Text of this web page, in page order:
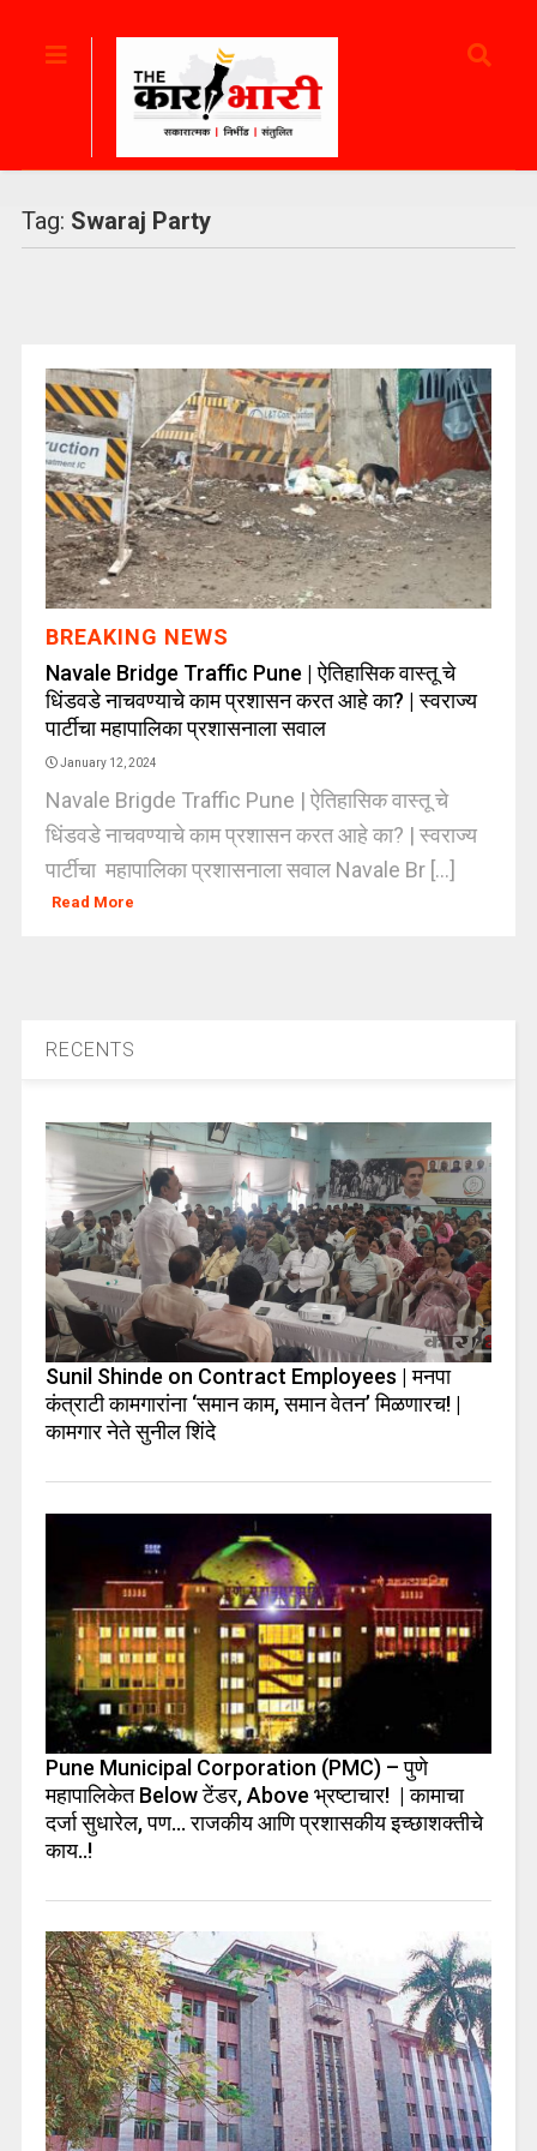
Tag: Swaraj Party
BREAKING NEWS
Navale Bridge Traffic Pune | ऐतिहासिक वास्तू चे
धिंडवडे नाचवण्याचे काम प्रशासन करत आहे का? | स्वराज्य
पार्टीचा महापालिका प्रशासनाला सवाल
January 12, 2024
Navale Brigde Traffic Pune | ऐतिहासिक वास्तू चे
धिंडवडे नाचवण्याचे काम प्रशासन करत आहे का? | स्वराज्य
पार्टीचा महापालिका प्रशासनाला सवाल Navale Br [...]
Read More
RECENTS
Sunil Shinde on Contract Employees | मनपा
कंत्राटी कामगारांना ‘समान काम, समान वेतन’ मिळणारच! |
कामगार नेते सुनील शिंदे
Pune Municipal Corporation (PMC) – पुणे
महापालिकेत Below टेंडर, Above भ्रष्टाचार! | कामाचा
दर्जा सुधारेल, पण… राजकीय आणि प्रशासकीय इच्छाशक्तीचे
काय..!